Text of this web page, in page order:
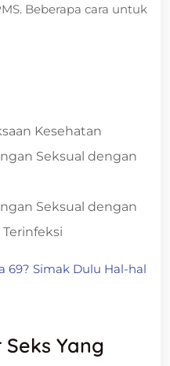
Beberapa cara untuk
Kesehatan
Seksual dengan
Seksual dengan
69? Simak Dulu Hal-hal
Yang